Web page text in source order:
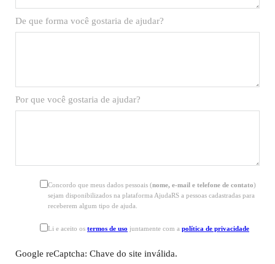
De que forma você gostaria de ajudar?
Por que você gostaria de ajudar?
Concordo que meus dados pessoais (nome, e-mail e telefone de contato)
sejam disponibilizados na plataforma AjudaRS a pessoas cadastradas para
receberem algum tipo de ajuda.
Li e aceito os termos de uso juntamente com a política de privacidade
Google reCaptcha: Chave do site inválida.